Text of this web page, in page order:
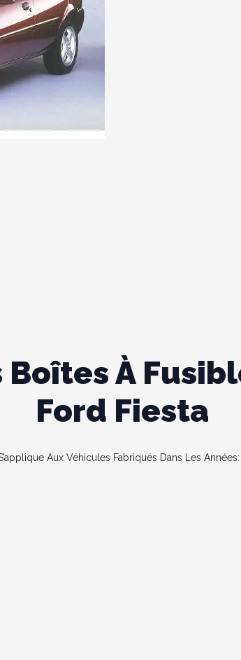
Boîtes À
Ford Fiesta
Aux Véhicules Fabriqués Dans Les Années: